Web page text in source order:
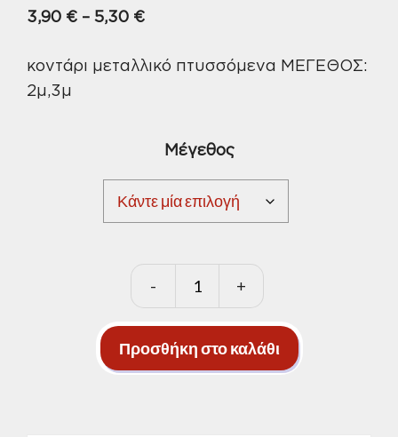
3,90 € – 5,30 €Price
3,90 €
κοντάρι μεταλλικό πτυσσόμενα ΜΕΓΕΘΟΣ:
2μ,3μ
Μέγεθος
-
Κοντάρια
μεταλλικά
πτυσσόμενα
ποσότητα
+
Προσθήκη στο καλάθι